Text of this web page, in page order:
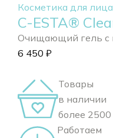
Косметика для лица
C-ESTA®
Очищающий гель с
6 450 ₽
Товары
в наличии
более
Работаем